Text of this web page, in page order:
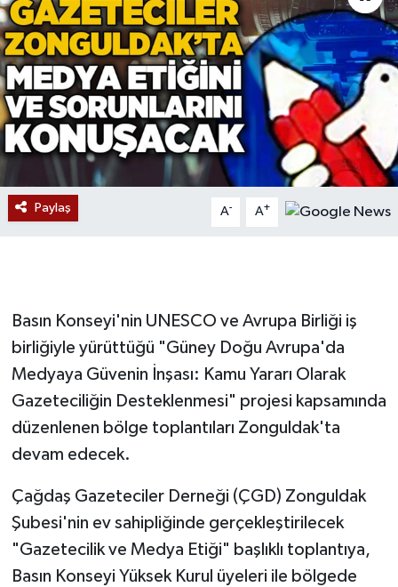
Paylaş A- A+
Basın Konseyi'nin UNESCO ve Avrupa Birliği iş
birliğiyle yürüttüğü "Güney Doğu Avrupa'da
Medyaya Güvenin İnşası: Kamu Yararı Olarak
Gazeteciliğin Desteklenmesi" projesi kapsamında
düzenlenen bölge toplantıları Zonguldak'ta
devam edecek.
Çağdaş Gazeteciler Derneği (ÇGD) Zonguldak
Şubesi'nin ev sahipliğinde gerçekleştirilecek
"Gazetecilik ve Medya Etiği" başlıklı toplantıya,
Basın Konseyi Yüksek Kurul üyeleri ile bölgede
ÇEVRE
BİLİM VE TEKNOLOJİ
DUNYA
Düzce
Eğitim
Gökçebey
GÜNDEM
İş ilanı
Kültür - Sanat